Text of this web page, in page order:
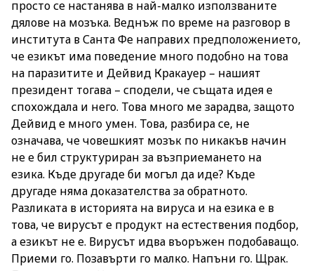
просто се настанява в най-малко използваните
дялове на мозъка. Веднъж по време на разговор в
института в Санта Фе направих предположението,
че езикът има поведение много подобно на това
на паразитите и Дейвид Кракауер – нашият
президент тогава – сподели, че същата идея е
спохождала и него. Това много ме зарадва, защото
Дейвид е много умен. Това, разбира се, не
означава, че човешкият мозък по никакъв начин
не е бил структуриран за възприемането на
езика. Къде другаде би могъл да иде? Къде
другаде няма доказателства за обратното.
Разликата в историята на вируса и на езика е в
това, че вирусът е продукт на естествения подбор,
а езикът не е. Вирусът идва въоръжен подобаващо.
Приеми го. Позавърти го малко. Напъни го. Щрак.